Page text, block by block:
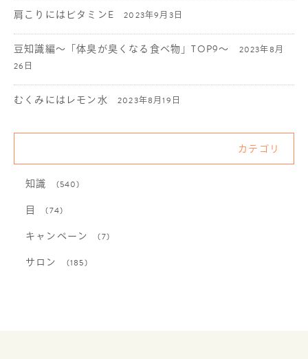
肩こりにはビタミンE 2023年9月3日
豆知識編〜「体臭が臭くなる食べ物」TOP9〜
2023年8月
26日
むくみにはレモン水 2023年8月19日
カテゴリ
知識 (540)
目 (74)
キャンペーン (7)
サロン (185)